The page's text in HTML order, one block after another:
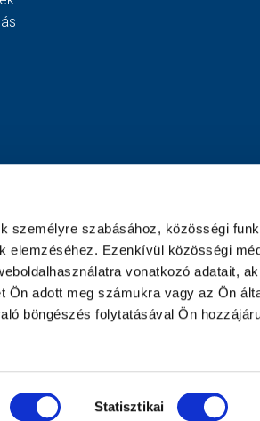
személyre szabásához, közösségi
elemzéséhez. Ezenkívül közösségi
vonatkozó adatait,
Ön adott meg számukra vagy az Ön
böngészés folytatásával Ön
Statisztikai